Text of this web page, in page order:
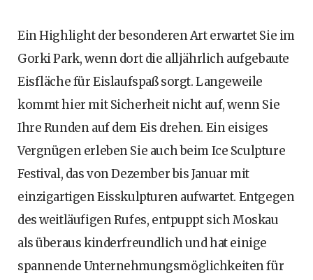
Ein Highlight der besonderen Art erwartet Sie im
Gorki Park, wenn dort die alljährlich aufgebaute
Eisfläche für Eislaufspaß sorgt. Langeweile
kommt hier mit Sicherheit nicht auf, wenn Sie
Ihre Runden auf dem Eis drehen. Ein eisiges
Vergnügen erleben Sie auch beim Ice Sculpture
Festival, das von Dezember bis Januar mit
einzigartigen Eisskulpturen aufwartet. Entgegen
des weitläufigen Rufes, entpuppt sich Moskau
als überaus kinderfreundlich und hat einige
spannende Unternehmungsmöglichkeiten für